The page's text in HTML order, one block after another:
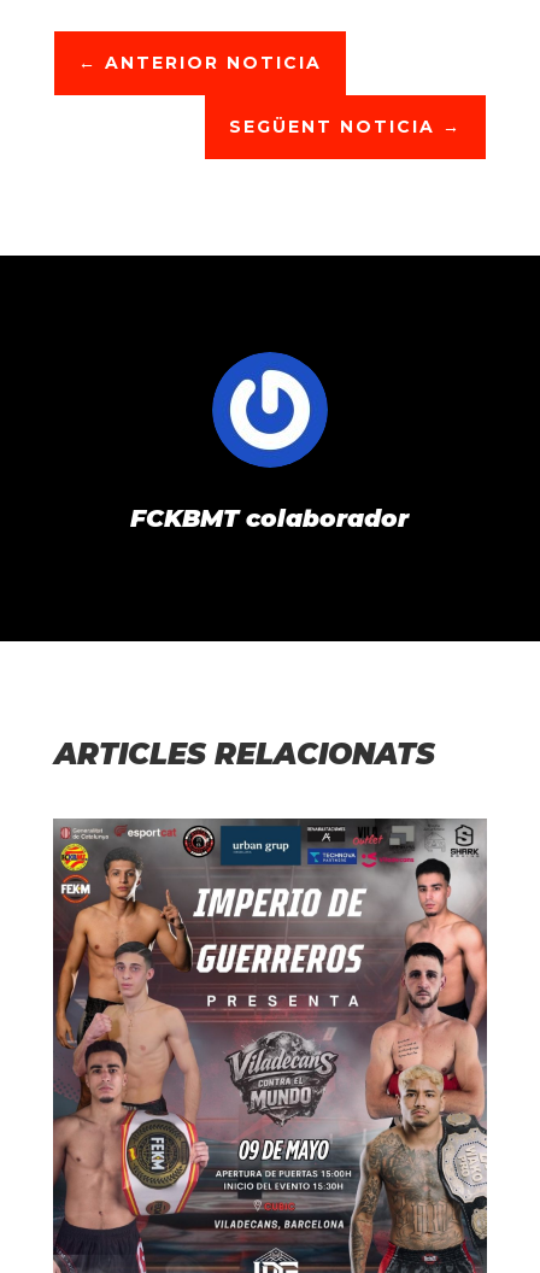
← ANTERIOR NOTICIA
SEGÜENT NOTICIA →
FCKBMT colaborador
ARTICLES RELACIONATS